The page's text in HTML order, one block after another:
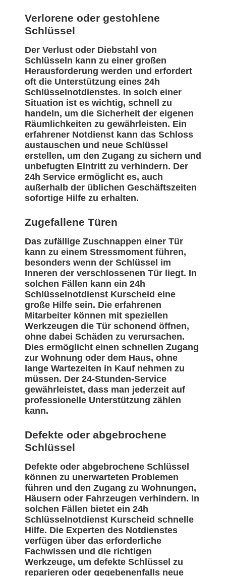
Verlorene oder gestohlene
Schlüssel
Der Verlust oder Diebstahl von
Schlüsseln kann zu einer großen
Herausforderung werden und erfordert
oft die Unterstützung eines 24h
Schlüsselnotdienstes. In solch einer
Situation ist es wichtig, schnell zu
handeln, um die Sicherheit der eigenen
Räumlichkeiten zu gewährleisten. Ein
erfahrener Notdienst kann das Schloss
austauschen und neue Schlüssel
erstellen, um den Zugang zu sichern und
unbefugten Eintritt zu verhindern. Der
24h Service ermöglicht es, auch
außerhalb der üblichen Geschäftszeiten
sofortige Hilfe zu erhalten.
Zugefallene Türen
Das zufällige Zuschnappen einer Tür
kann zu einem Stressmoment führen,
besonders wenn der Schlüssel im
Inneren der verschlossenen Tür liegt. In
solchen Fällen kann ein 24h
Schlüsselnotdienst Kurscheid eine
große Hilfe sein. Die erfahrenen
Mitarbeiter können mit speziellen
Werkzeugen die Tür schonend öffnen,
ohne dabei Schäden zu verursachen.
Dies ermöglicht einen schnellen Zugang
zur Wohnung oder dem Haus, ohne
lange Wartezeiten in Kauf nehmen zu
müssen. Der 24-Stunden-Service
gewährleistet, dass man jederzeit auf
professionelle Unterstützung zählen
kann.
Defekte oder abgebrochene
Schlüssel
Defekte oder abgebrochene Schlüssel
können zu unerwarteten Problemen
führen und den Zugang zu Wohnungen,
Häusern oder Fahrzeugen verhindern. In
solchen Fällen bietet ein 24h
Schlüsselnotdienst Kurscheid schnelle
Hilfe. Die Experten des Notdienstes
verfügen über das erforderliche
Fachwissen und die richtigen
Werkzeuge, um defekte Schlüssel zu
reparieren oder gegebenenfalls neue